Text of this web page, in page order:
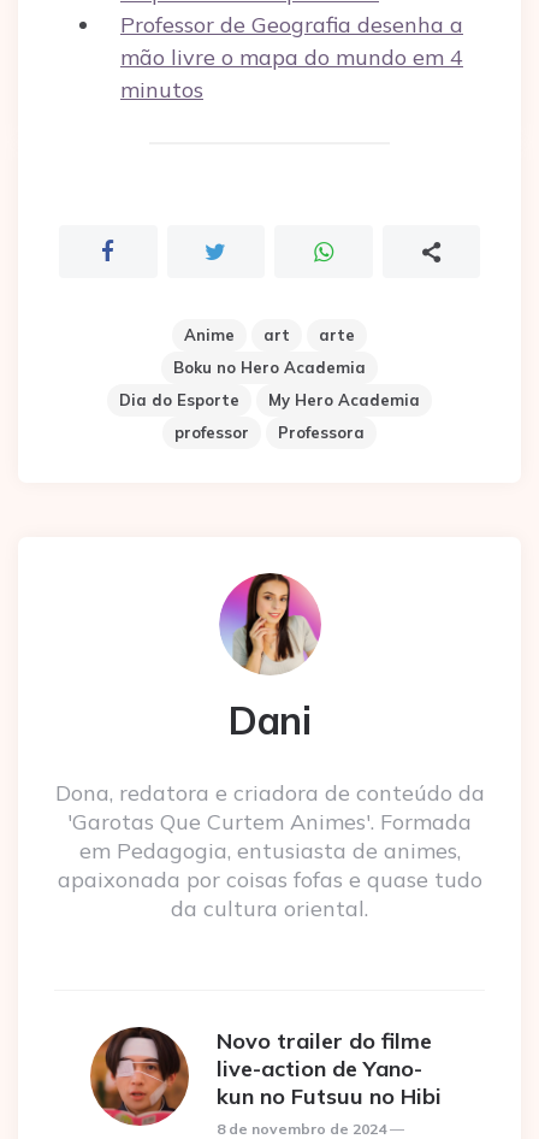
Professor de Geografia desenha a
mão livre o mapa do mundo em 4
minutos
Anime art
arte
Boku no Hero Academia
Dia do Esporte
My Hero Academia
professor
Professora
Dani
Dona, redatora e criadora de conteúdo da
'Garotas Que Curtem Animes'. Formada
em Pedagogia, entusiasta de animes,
apaixonada por coisas fofas e quase tudo
da cultura oriental.
Novo trailer do filme
live-action de Yano-
kun no Futsuu no Hibi
8 de novembro de 2024